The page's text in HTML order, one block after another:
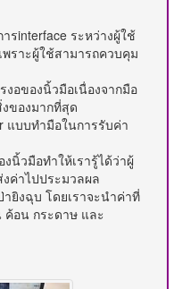
รinterface ระหว่างผู้ใช้
ราะผู้ใช้สามารถควบคุม
งอของนิ้วมือเนื่องจากมือ
ของมากที่สุด
แบบทำมือในการรับค่า
นิ้วมือทำให้เรารู้ได้ว่าผู้
ค่าไปประมวลผล
ายิงฉุบ โดยเราจะนำค่าที่
ค้อน กระดาษ และ